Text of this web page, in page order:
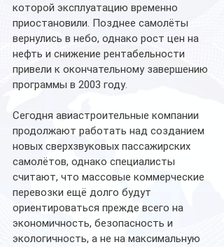
которой эксплуатацию временно
приостановили. Позднее самолёты
вернулись в небо, однако рост цен на
нефть и снижение рентабельности
привели к окончательному завершению
программы в 2003 году.
Сегодня авиастроительные компании
продолжают работать над созданием
новых сверхзвуковых пассажирских
самолётов, однако специалисты
считают, что массовые коммерческие
перевозки ещё долго будут
ориентироваться прежде всего на
экономичность, безопасность и
экологичность, а не на максимальную